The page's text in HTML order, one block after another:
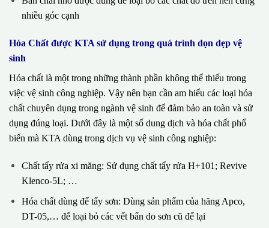
nhiều góc cạnh
Hóa Chất được KTA sử dụng trong quá trình dọn dẹp vệ
sinh
Hóa chất là một trong những thành phần không thể thiếu trong
việc vệ sinh công nghiệp. Vậy nên bạn cần am hiểu các loại hóa
chất chuyên dụng trong ngành vệ sinh để đảm bảo an toàn và sử
dụng đúng loại. Dưới đây là một số dung dịch và hóa chất phổ
biến mà KTA dùng trong dịch vụ vệ sinh công nghiệp:
Chất tẩy rửa xi măng: Sử dụng chất tẩy rửa H+101; Revive
Klenco-5L; …
Hóa chất dùng để tẩy sơn: Dùng sản phẩm của hãng Apco,
DT-05,… để loại bỏ các vết bẩn do sơn cũ để lại